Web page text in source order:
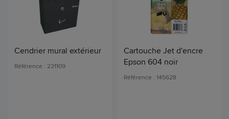
Cendrier mural extérieur
Référence : 231109
Cartouche Jet d'encre
Epson 604 noir
Référence : 145628